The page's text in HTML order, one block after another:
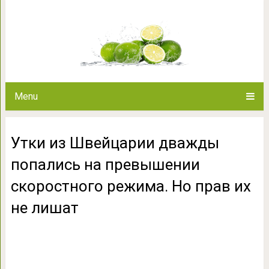
Menu
скоростного режима.
Утки из Швейцарии дважды
попались на превышении
скоростного режима. Но прав их
не лишат